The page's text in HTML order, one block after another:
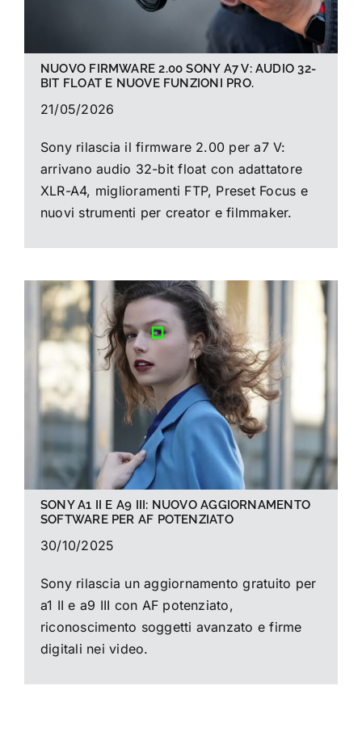
NUOVO FIRMWARE 2.00 SONY A7 V: AUDIO 32-
BIT FLOAT E NUOVE FUNZIONI PRO.
21/05/2026
Sony rilascia il firmware 2.00 per a7 V:
arrivano audio 32-bit float con adattatore
XLR-A4, miglioramenti FTP, Preset Focus e
nuovi strumenti per creator e filmmaker.
SONY A1 II E A9 III: NUOVO AGGIORNAMENTO
SOFTWARE PER AF POTENZIATO
30/10/2025
Sony rilascia un aggiornamento gratuito per
a1 II e a9 III con AF potenziato,
riconoscimento soggetti avanzato e firme
digitali nei video.